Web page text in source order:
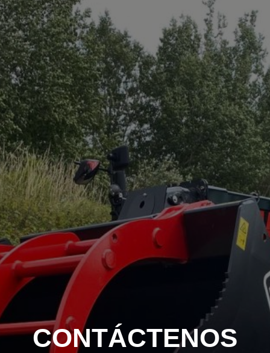
CONTÁCTENOS